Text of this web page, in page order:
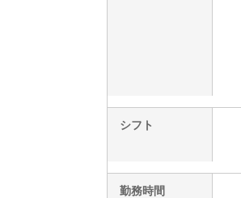
シフト
勤務時間